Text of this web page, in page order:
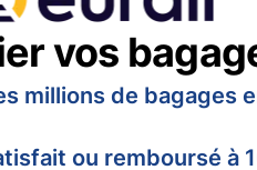
vos
millions de bagages
ou remboursé à